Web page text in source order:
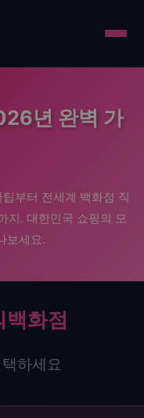
년 완벽 가
부터 전세계 백화점 직
지. 대한민국 쇼핑의 모
보세요.
화점
하세요